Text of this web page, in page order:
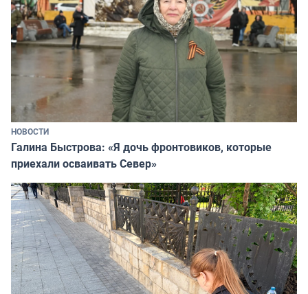
НОВОСТИ
Галина Быстрова: «Я дочь фронтовиков, которые
приехали осваивать Север»